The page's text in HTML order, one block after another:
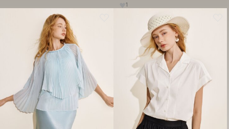
1